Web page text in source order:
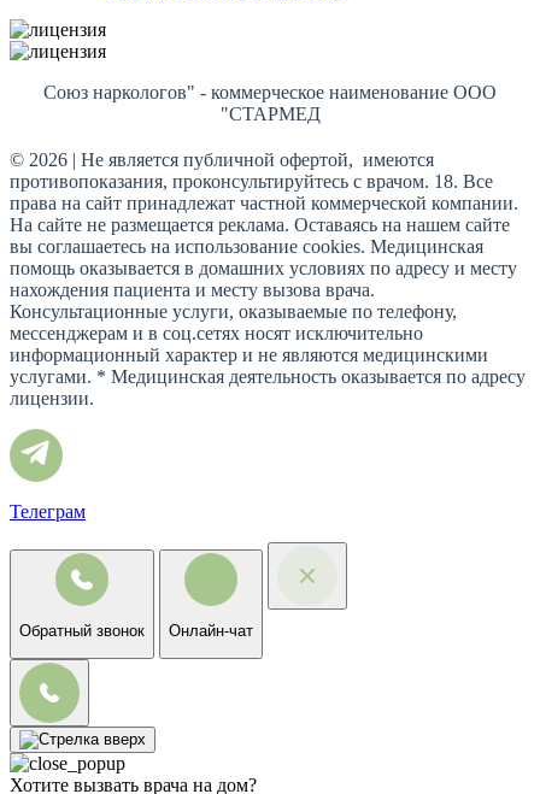
Союз наркологов" - коммерческое наименование ООО
"СТАРМЕД
© 2026 | Не является публичной офертой, имеются
противопоказания, проконсультируйтесь с врачом. 18. Все
права на сайт принадлежат частной коммерческой компании.
На сайте не размещается реклама. Оставаясь на нашем сайте
вы соглашаетесь на использование cookies. Медицинская
помощь оказывается в домашних условиях по адресу и месту
нахождения пациента и месту вызова врача.
Консультационные услуги, оказываемые по телефону,
мессенджерам и в соц.сетях носят исключительно
информационный характер и не являются медицинскими
услугами. * Медицинская деятельность оказывается по адресу
лицензии.
Телеграм
Обратный звонок Онлайн-чат
Хотите вызвать врача на дом?